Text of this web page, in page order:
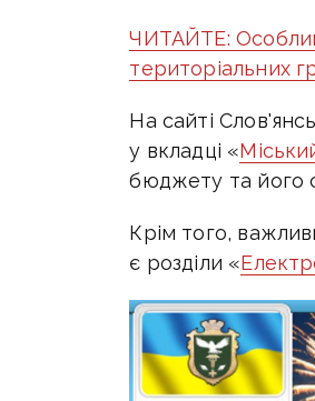
ЧИТАЙТЕ:
територіальних
На сайті
у вкладці «
бюджету та його
Крім того,
є розділи «